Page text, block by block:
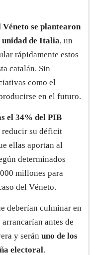
se plantearon
unidad de Italia, un
rápidamente estos
catalán. Sin
como el
en el futuro.
el 34% del PIB
reducir su déficit
ellas aportan al
determinados
millones para
del Véneto.
deberían culminar en
antes de
y seránuno de los
electoral.